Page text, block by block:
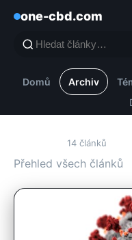
one-cbd.com
Domů Archiv
14 článků
Přehled všech článků